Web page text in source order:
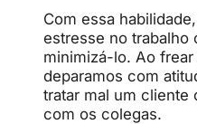
Com essa
estresse no trabalho
minimizá-lo. Ao
deparamos com
tratar mal um cliente
com os colegas.